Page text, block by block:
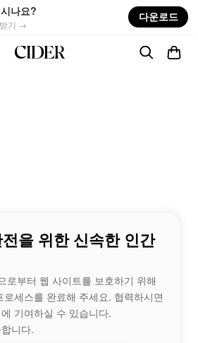
나요?
기 →
다운로드
을 위한 신속한 인간
로부터 웹 사이트를 보호하기 위해
세스를 완료해 주세요. 협력하시면
기여하실 수 있습니다.
니다.